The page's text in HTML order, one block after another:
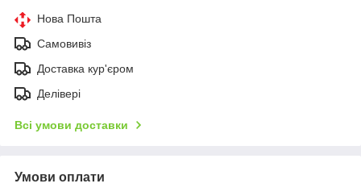
Нова Пошта
Самовивіз
Доставка кур'єром
Делівері
Всі умови доставки
Умови оплати